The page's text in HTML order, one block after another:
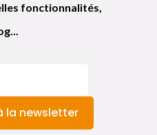
fonctionnalités,
la newsletter